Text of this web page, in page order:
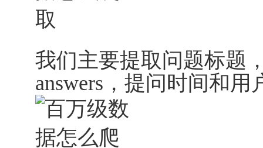
我们主要提取问题标题
answers，提问时间和